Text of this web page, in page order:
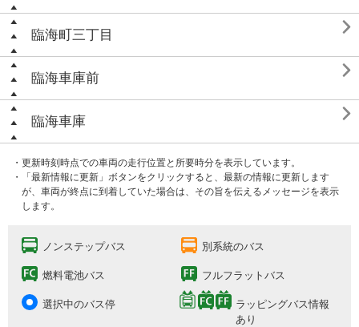
臨海町三丁目 
臨海車庫前 
臨海車庫 
・更新時刻時点での車両の走行位置と所要時分を表示しています。
・「最新情報に更新」ボタンをクリックすると、最新の情報に更新します
が、車両が終点に到着していた場合は、その旨を伝えるメッセージを表示
します。
ノンステップバス 別系統のバス
燃料電池バス フルフラットバス
選択中のバス停
ラッピングバス情報
あり